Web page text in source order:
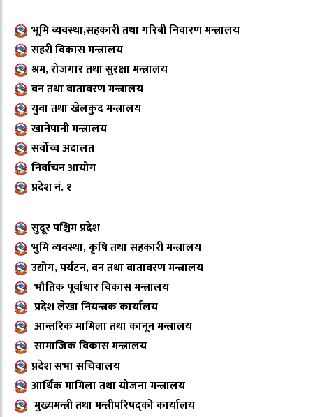
भूमि व्यवस्था,सहकारी तथा गरिबी निवारण मन्त्रालय
सहरी विकास मन्त्रालय
श्रम, रोजगार तथा सुरक्षा मन्त्रालय
वन तथा वातावरण मन्त्रालय
युवा तथा खेलकुद मन्त्रालय
खानेपानी मन्त्रालय
सर्वोच्च अदालत
निर्वाचन आयोग
प्रदेश नं. १
सुदूर पश्चिम प्रदेश
भुमि व्यवस्था, कृषि तथा सहकारी मन्त्रालय
उद्योग, पर्यटन, वन तथा वातावरण मन्त्रालय
भौतिक पूर्वाधार विकास मन्त्रालय
प्रदेश लेखा नियन्त्रक कार्यालय
आन्तरिक मामिला तथा कानून मन्त्रालय
सामाजिक विकास मन्त्रालय
प्रदेश सभा सचिवालय
आर्थिक मामिला तथा योजना मन्त्रालय
मुख्यमन्त्री तथा मन्त्रीपरिषद्को कार्यालय